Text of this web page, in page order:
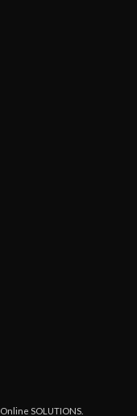
Online SOLUTIONS.